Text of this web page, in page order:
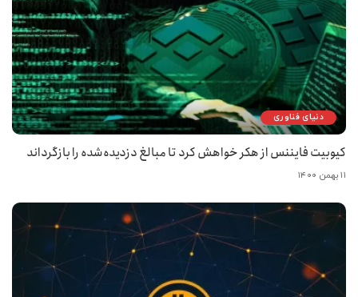
دنیای فناوری
کیوبیت فایننس از هکر خواهش کرد تا مبالغ دزدیده‌شده را بازگرداند
۱۱ بهمن ۱۴۰۰